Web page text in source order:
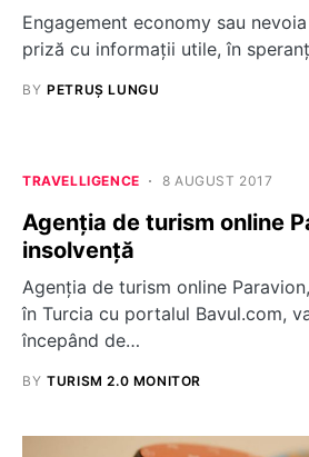
Engagement economy sau
priză cu informații utile, în
BY PETRUȘ LUNGU
TRAVELLIGENCE 8 AUGUST 2017
Agenția de turism online
insolvență
Agenţia de turism online
în Turcia cu portalul Bavul.com,
începând de…
BY TURISM 2.0 MONITOR